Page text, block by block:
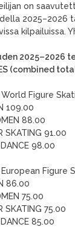
on
2025–2026
kilpailuissa.
2025–2026
(combined
World Figure
109.00
88.00
SKATING 91.00
DANCE 98.00
European Figure
86.00
75.00
SKATING 75.00
DANCE 85.00